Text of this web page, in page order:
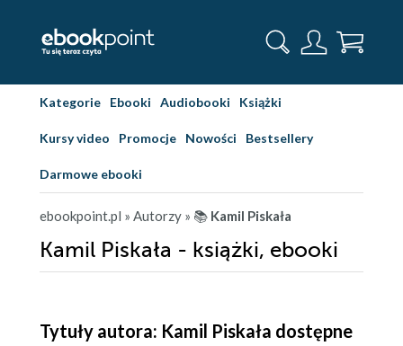
Kategorie Ebooki Audiobooki Książki
Kursy video Promocje Nowości Bestsellery
Darmowe ebooki
ebookpoint.pl » Autorzy » 📚 Kamil Piskała
Kamil Piskała - książki, ebooki
Tytuły autora: Kamil Piskała dostępne